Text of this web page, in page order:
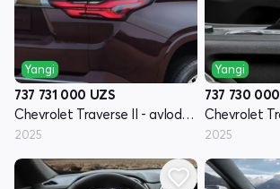
Yangi
737 731 000 UZS
Chevrolet Traverse II - avlod restyling
2025
Yangi
737 730 000
2025